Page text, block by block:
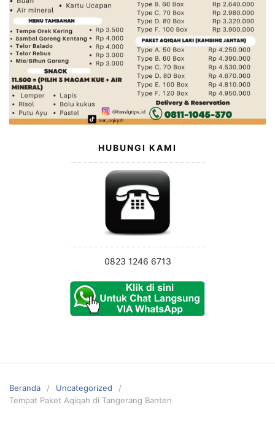
HUBUNGI KAMI
0823 1246 6713
Beranda
Uncategorized
Tempat Paket Aqiqah di Tangerang Banten